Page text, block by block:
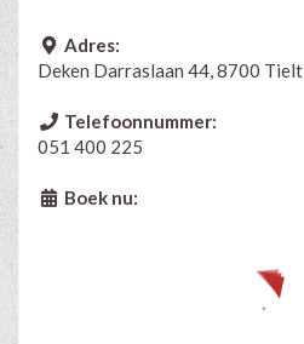
Adres:
Deken Darraslaan 44, 8700 Tielt
Telefoonnummer:
051 400 225
Boek nu: